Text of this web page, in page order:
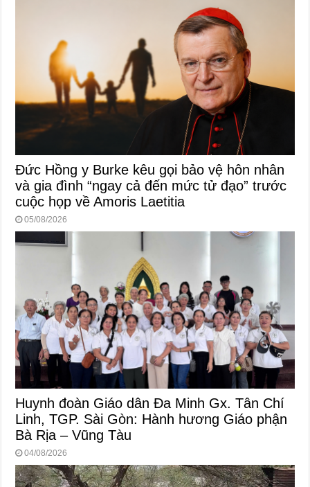
Đức Hồng y Burke kêu gọi bảo vệ hôn nhân
và gia đình “ngay cả đến mức tử đạo” trước
cuộc họp về Amoris Laetitia
05/08/2026
Huynh đoàn Giáo dân Đa Minh Gx. Tân Chí
Linh, TGP. Sài Gòn: Hành hương Giáo phận
Bà Rịa – Vũng Tàu
04/08/2026